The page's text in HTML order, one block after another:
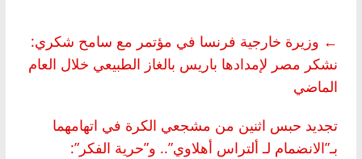
← وزيرة خارجية فرنسا في مؤتمر مع سامح شكري:
نشكر مصر لإمدادها باريس بالغاز الطبيعي خلال العام
الماضي
تجديد حبس اثنين من مشجعي الكرة في اتهامهما
بـ”الانضمام لـ ألتراس أهلاوي”.. و”حرية الفكر”: